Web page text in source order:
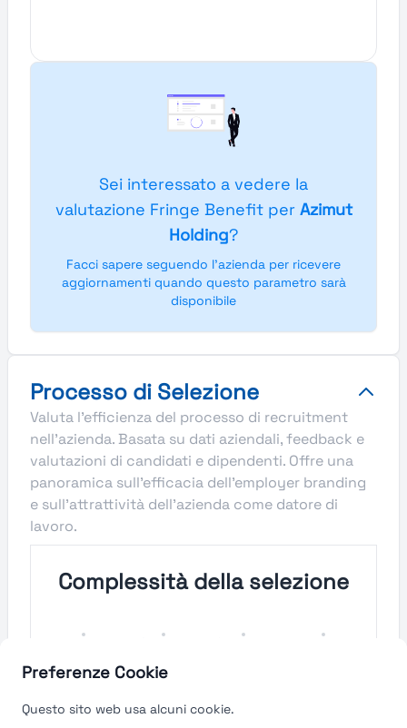
Preferenze Cookie
Questo sito web usa alcuni cookie.
Sei interessato a vedere la
valutazione Fringe Benefit per Azimut
Holding?
Facci sapere seguendo l'azienda per ricevere
aggiornamenti quando questo parametro sarà
disponibile
Processo di Selezione
Valuta l'efficienza del processo di recruitment
nell'azienda. Basata su dati aziendali, feedback e
valutazioni di candidati e dipendenti. Offre una
panoramica sull'efficacia dell'employer branding
e sull'attrattività dell'azienda come datore di
lavoro.
Complessità della selezione
Velocità del processo di